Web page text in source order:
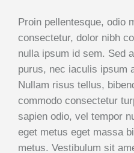
Proin pellentesque, odio
consectetur, dolor nibh
nulla ipsum id sem. Sed
purus, nec iaculis ipsum
Nullam risus tellus,
commodo consectetur
sapien odio, vel tempor
eget metus eget massa
metus. Vestibulum sit